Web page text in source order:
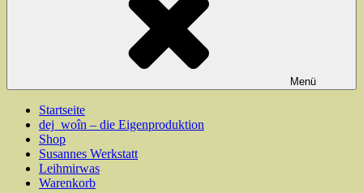
Menü
Startseite
dej_woîn – die Eigenproduktion
Shop
Susannes Werkstatt
Leihmirwas
Warenkorb